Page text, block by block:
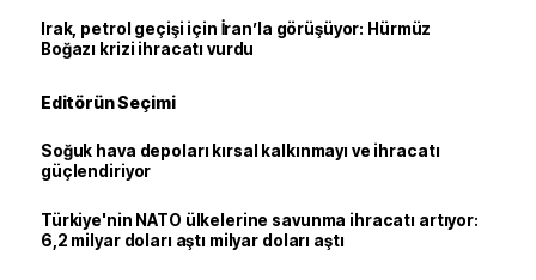
Irak, petrol geçişi için İran’la görüşüyor: Hürmüz
Boğazı krizi ihracatı vurdu
Editörün Seçimi
Soğuk hava depoları kırsal kalkınmayı ve ihracatı
güçlendiriyor
Türkiye'nin NATO ülkelerine savunma ihracatı artıyor:
6,2 milyar doları aştı milyar doları aştı